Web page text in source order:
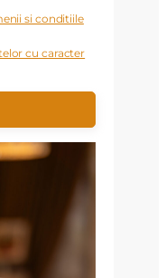
si conditiile
cu caracter